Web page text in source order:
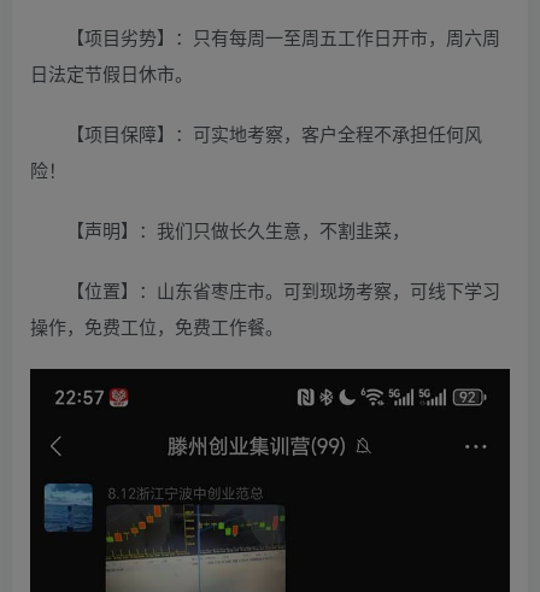
【项目劣势】：只有每周一至周五工作日开市，周六周
日法定节假日休市。
【项目保障】：可实地考察，客户全程不承担任何风
险！
【声明】：我们只做长久生意，不割韭菜，
【位置】：山东省枣庄市。可到现场考察，可线下学习
操作，免费工位，免费工作餐。